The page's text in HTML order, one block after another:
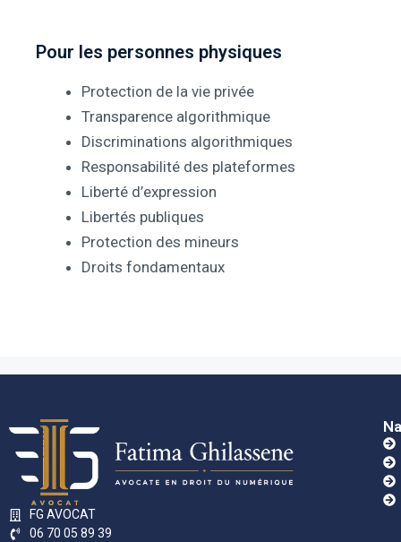
Pour les personnes physiques
Protection de la vie privée
Transparence algorithmique
Discriminations algorithmiques
Responsabilité des plateformes
Liberté d’expression
Libertés publiques
Protection des mineurs
Droits fondamentaux
FG AVOCAT
06 70 05 89 39